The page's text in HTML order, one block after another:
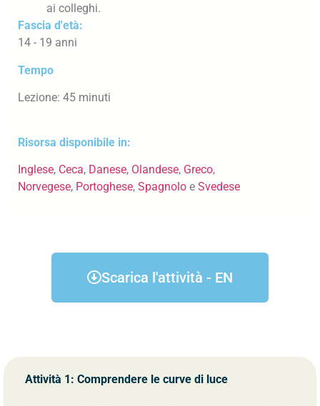
ai colleghi.
Fascia d'età:
14 - 19 anni
Tempo
Lezione: 45 minuti
Risorsa disponibile in:
Inglese, Ceca, Danese, Olandese, Greco,
Norvegese, Portoghese, Spagnolo e Svedese
Scarica l'attività - EN
Attività 1: Comprendere le curve di luce